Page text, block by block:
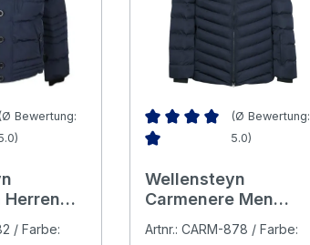
Bewertung:
Herren
/ Farbe:
(Ø Bewertung:
5.0)
Wellensteyn
Carmenere Men
midnightblue
Artnr.: CARM-878 / Farbe: